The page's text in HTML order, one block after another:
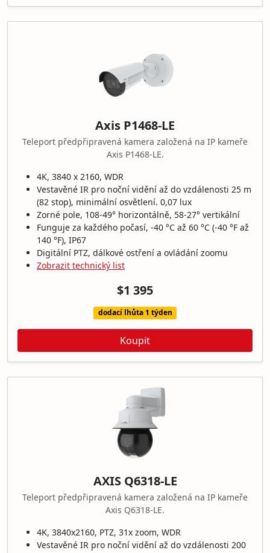
Axis P1468-LE
Teleport předpřipravená kamera založená na IP kameře
Axis P1468-LE.
4K, 3840 x 2160, WDR
Vestavěné IR pro noční vidění až do vzdálenosti 25 m
(82 stop), minimální osvětlení. 0,07 lux
Zorné pole, 108-49° horizontálně, 58-27° vertikální
Funguje za každého počasí, -40 °C až 60 °C (-40 °F až
140 °F), IP67
Digitální PTZ, dálkové ostření a ovládání zoomu
Zobrazit technický list
$1 395
dodací lhůta 1 týden
Koupit
AXIS Q6318-LE
Teleport předpřipravená kamera založená na IP kameře
Axis Q6318-LE.
4K, 3840x2160, PTZ, 31x zoom, WDR
Vestavěné IR pro noční vidění až do vzdálenosti 200